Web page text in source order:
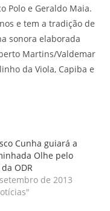
Polo e Geraldo Maia.
e tem a tradição de
sonora elaborada
Martins/Valdemar
da Viola, Capiba e
Cunha guiará a
Olhe pelo
ODR
de 2013